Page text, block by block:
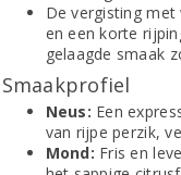
De vergisting
en een korte
gelaagde smaak
Smaakprofiel
Neus: Een
van rijpe perzik,
Mond: Fris en